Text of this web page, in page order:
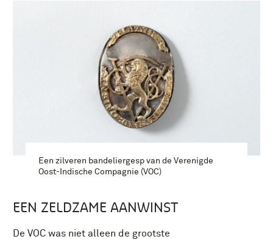
Een zilveren bandeliergesp van de Verenigde
Oost-Indische Compagnie (VOC)
EEN ZELDZAME AANWINST
De VOC was niet alleen de grootste